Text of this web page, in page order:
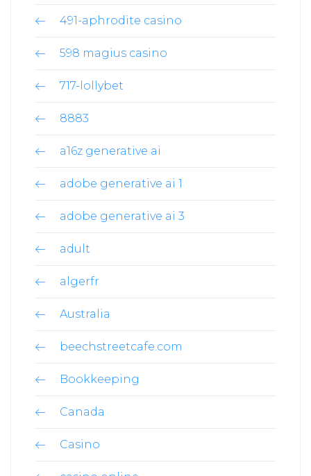
491-aphrodite casino
598 magius casino
717-lollybet
8883
a16z generative ai
adobe generative ai 1
adobe generative ai 3
adult
algerfr
Australia
beechstreetcafe.com
Bookkeeping
Canada
Casino